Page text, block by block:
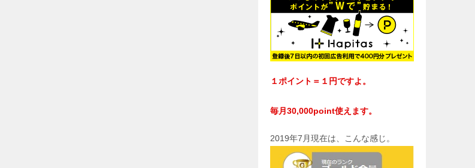
１ポイント＝１円ですよ。
毎月30,000point使えます。
2019年7月現在は、こんな感じ。